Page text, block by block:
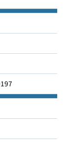
1400
A
70
Nein